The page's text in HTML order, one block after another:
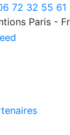
72 32 55 61
Paris -